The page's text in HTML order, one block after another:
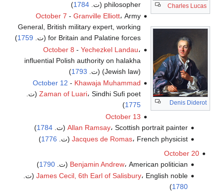
Charles Lucas
Denis Diderot
philosopher (ت.
1784
)
October 7 -Granville Elliott، Army
General, British military expert, working
for Britain and Palatine forces (ت.
1759
)
October 8 -Yechezkel Landau،
influential Polish authority on halakha
(Jewish law) (ت.
1793
)
October 12 - Khawaja Muhammad
Zaman of Luari، Sindhi Sufi poet (ت.
1775
)
October 13
Allan Ramsay، Scottish portrait painter (ت. 1784
)
Jacques de Romas، French physicist (ت. 1776
)
October 20
Benjamin Andrew، American politician (ت. 1790
)
James Cecil, 6th Earl of Salisbury، English noble (ت.
1780
)